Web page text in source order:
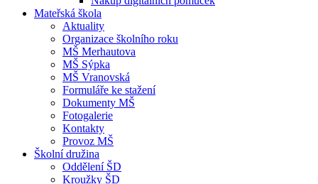
Mateřská škola
Aktuality
Organizace školního roku
MŠ Merhautova
MŠ Sýpka
MŠ Vranovská
Formuláře ke stažení
Dokumenty MŠ
Fotogalerie
Kontakty
Provoz MŠ
Školní družina
Oddělení ŠD
Kroužky ŠD